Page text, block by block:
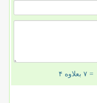
= ۷ بعلاوه ۴